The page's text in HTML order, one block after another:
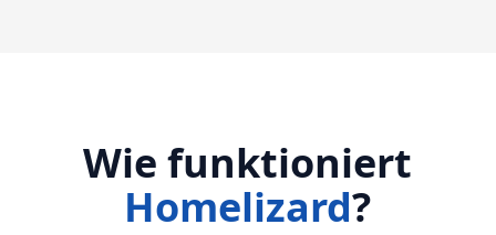
Wie funktioniert
Homelizard?